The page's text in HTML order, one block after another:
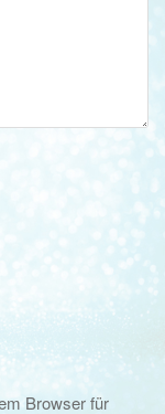
Browser für